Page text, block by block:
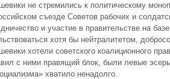
не стремились к политическому
съезде Советов рабочих и
и участие в правительстве на
хотя бы нейтралитетом,
хотели советского коалиционного
с ними правящий блок, были левые
хватило ненадолго.